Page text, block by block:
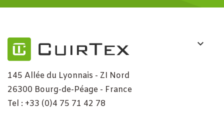
145 Allée du Lyonnais - ZI Nord
26300 Bourg-de-Péage - France
Tel : +33 (0)4 75 71 42 78